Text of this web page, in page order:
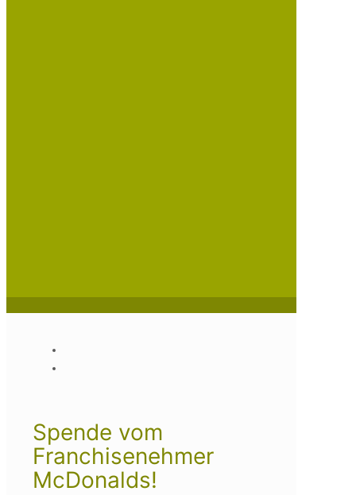
Spende vom
Franchisenehmer
McDonalds!